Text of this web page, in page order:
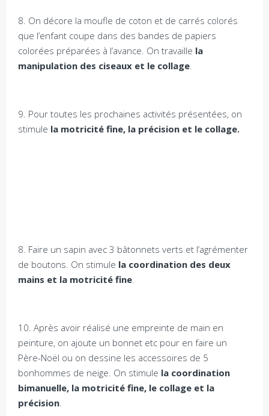
8. On décore la moufle de coton et de carrés colorés
que l’enfant coupe dans des bandes de papiers
colorées préparées à l’avance. On travaille la
manipulation des ciseaux et le collage.
9. Pour toutes les prochaines activités présentées, on
stimule la motricité fine, la précision et le collage.
8. Faire un sapin avec 3 bâtonnets verts et l’agrémenter
de boutons. On stimule la coordination des deux
mains et la motricité fine.
10. Après avoir réalisé une empreinte de main en
peinture, on ajoute un bonnet etc pour en faire un
Père-Noël ou on dessine les accessoires de 5
bonhommes de neige. On stimule la coordination
bimanuelle, la motricité fine, le collage et la
précision.